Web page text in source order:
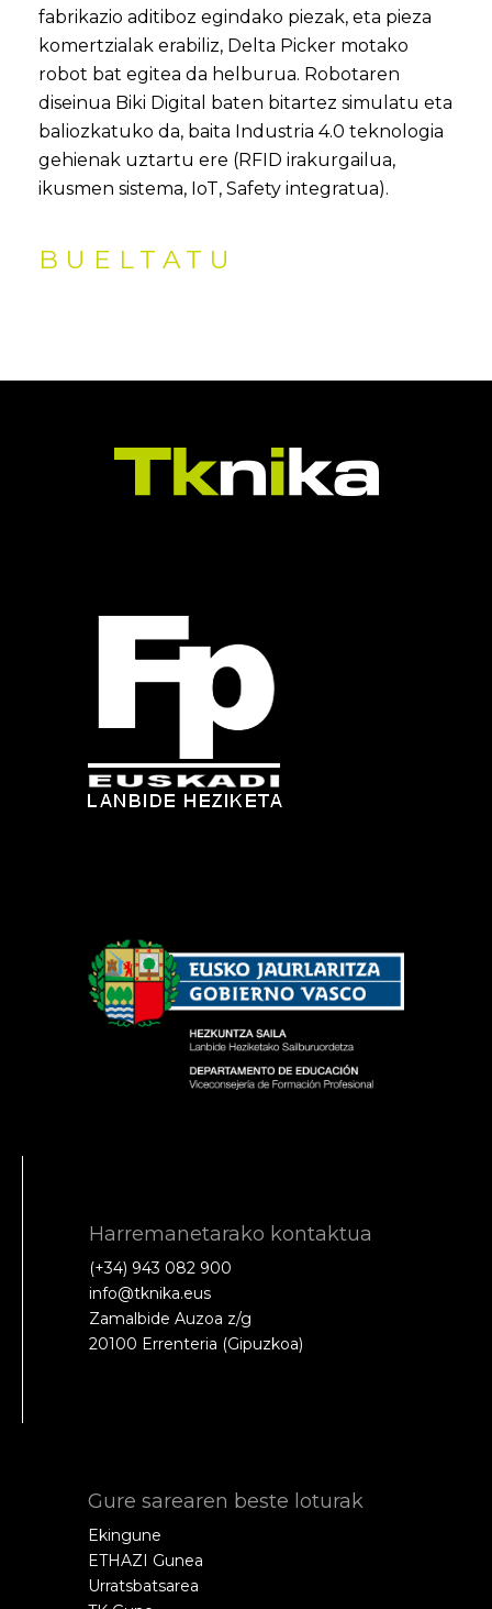
fabrikazio aditiboz egindako piezak, eta pieza
komertzialak erabiliz, Delta Picker motako
robot bat egitea da helburua. Robotaren
diseinua Biki Digital baten bitartez simulatu eta
baliozkatuko da, baita Industria 4.0 teknologia
gehienak uztartu ere (RFID irakurgailua,
ikusmen sistema, IoT, Safety integratua).
BUELTATU
Harremanetarako kontaktua
(+34) 943 082 900
info@tknika.eus
Zamalbide Auzoa z/g
20100 Errenteria (Gipuzkoa)
Gure sarearen beste loturak
Ekingune
ETHAZI Gunea
Urratsbatsarea